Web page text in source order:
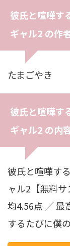
彼氏と喧嘩す
ギャル2 の作
たまごやき
彼氏と喧嘩す
ギャル2 の内
彼氏と喧嘩す
ャル2【無料
均4.56点 ／ 最
するたびに僕